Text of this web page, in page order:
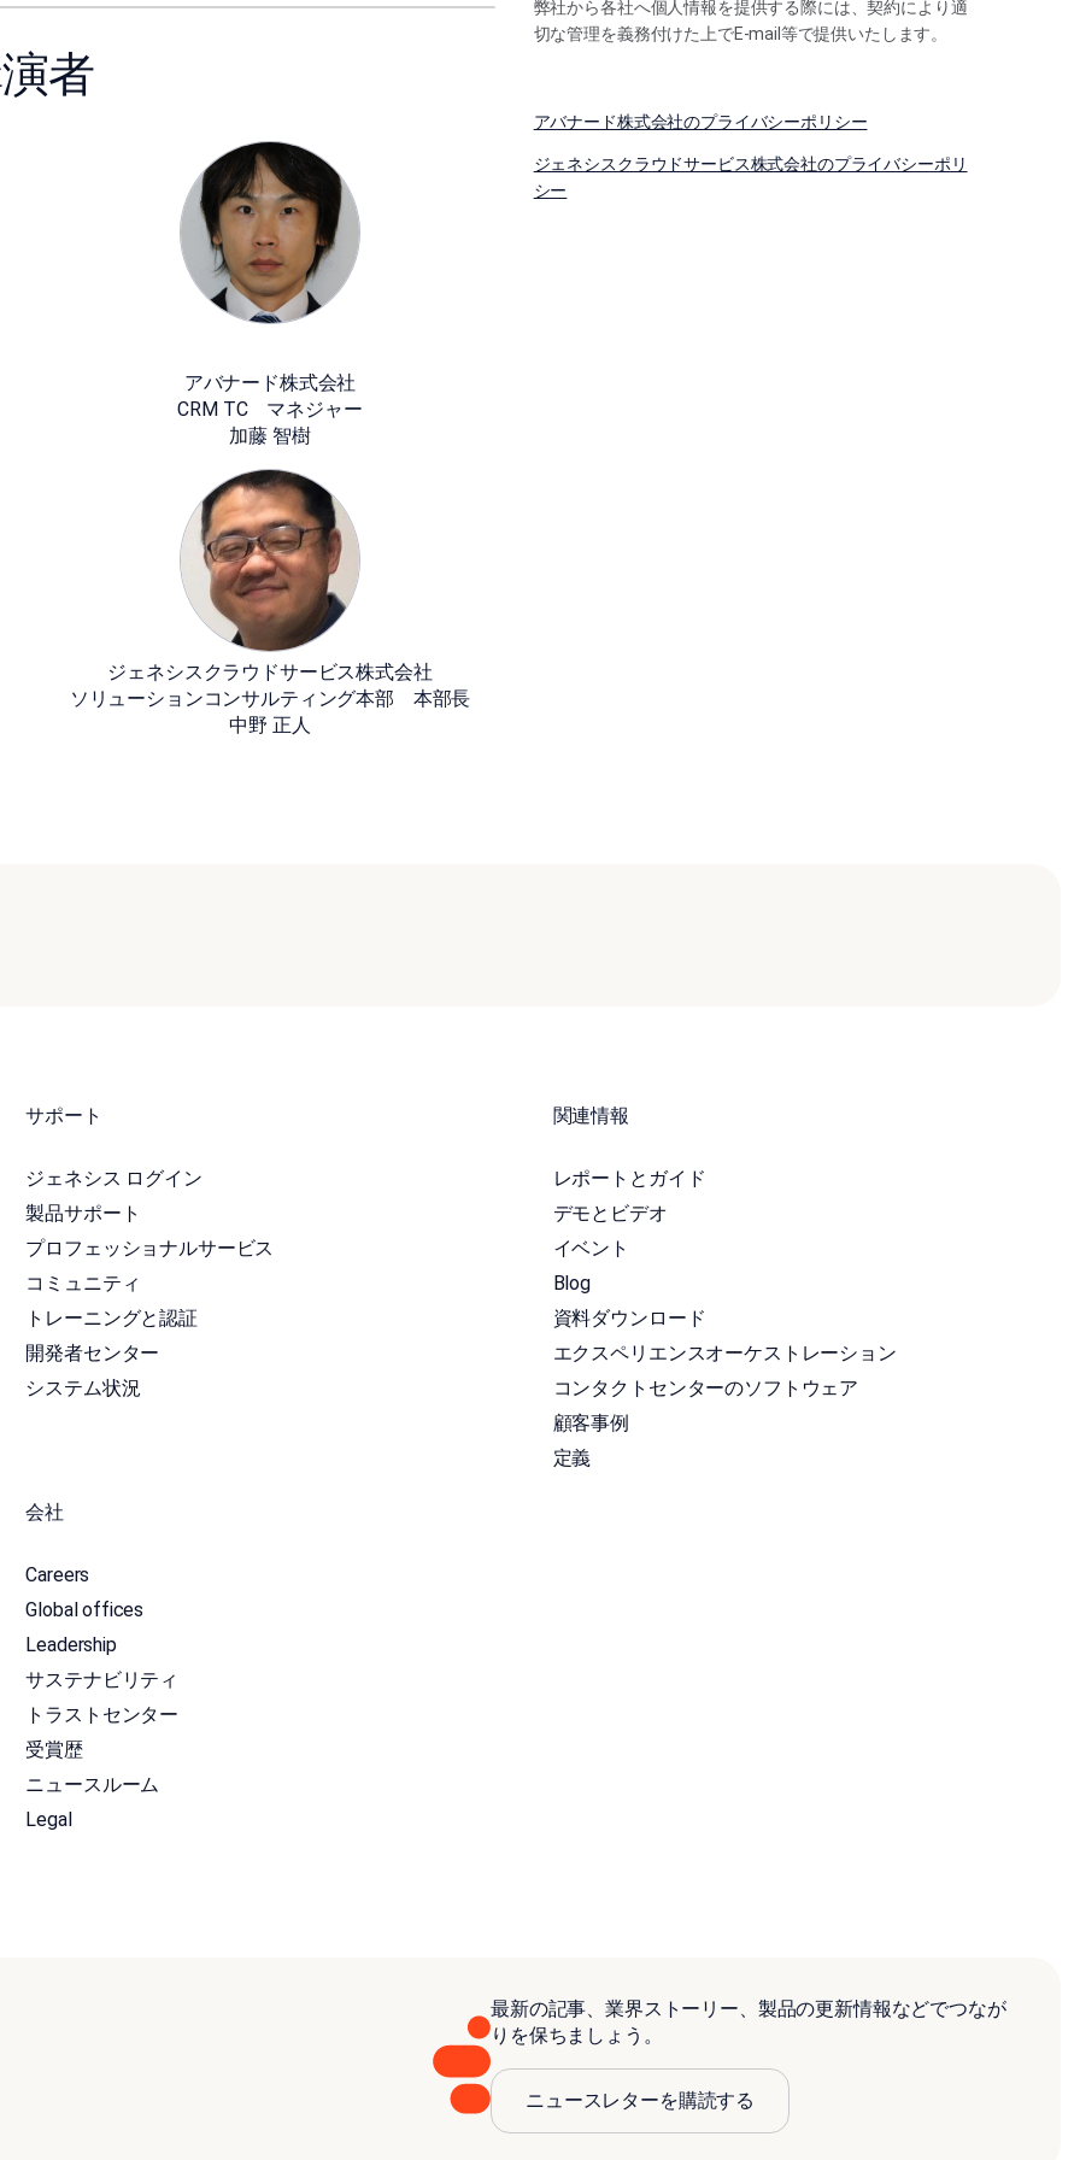
者
アバナード株式会社
CRM TC マネジャー
加藤 智樹
ジェネシスクラウドサービス株式会社
ソリューションコンサルティング本部 本部長
中野 正人
弊社から各社へ個人情報を提供する際には、契約により適
切な管理を義務付けた上でE-mail等で提供いたします。
アバナード株式会社のプライバシーポリシー
ジェネシスクラウドサービス株式会社のプライバシーポリ
シー
サポート
ジェネシス ログイン
製品サポート
プロフェッショナルサービス
コミュニティ
トレーニングと認証
開発者センター
システム状況
関連情報
レポートとガイド
デモとビデオ
イベント
Blog
資料ダウンロード
エクスペリエンスオーケストレーション
コンタクトセンターのソフトウェア
顧客事例
定義
会社
Careers
Global offices
Leadership
サステナビリティ
トラストセンター
受賞歴
ニュースルーム
Legal
最新の記事、業界ストーリー、製品の更新情報などでつなが
りを保ちましょう。
ニュースレターを購読する